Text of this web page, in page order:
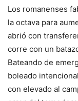
Los romanenses
la octava para
abrió con
corre con un
Bateando de
boleado
con elevado al